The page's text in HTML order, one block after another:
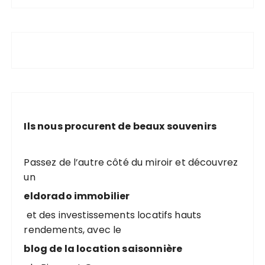
Ils nous procurent de beaux souvenirs
Passez de l’autre côté du miroir et découvrez
un
eldorado immobilier
et des investissements locatifs hauts
rendements, avec le
blog de la location saisonnière